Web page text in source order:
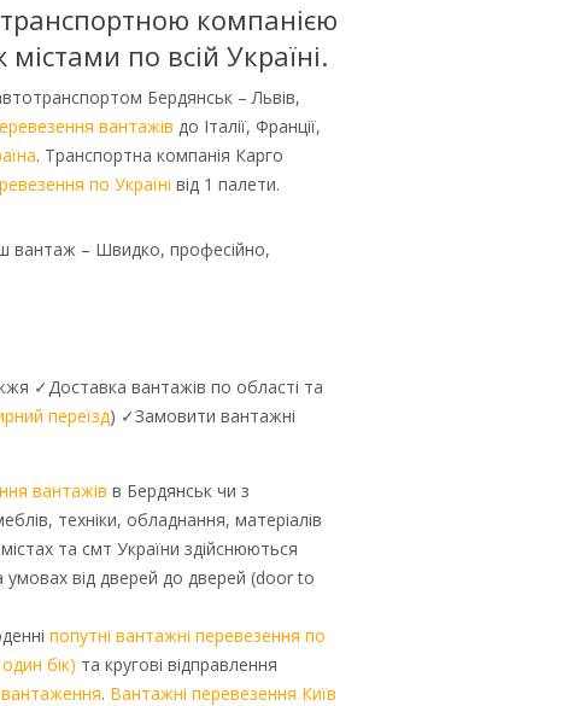
компанією
по всій Україні.
Бердянськ – Львів,
вантажів до Італії, Франції,
. Транспортна компанія Карго
по Україні від 1 палети.
вантаж – Швидко, професійно,
✓Доставка вантажів по області та
переїзд) ✓Замовити вантажні
вантажів в Бердянськ чи з
техніки, обладнання, матеріалів
та смт України здійснюються
умовах від дверей до дверей (door to
попутні вантажні перевезення по
бік) та кругові відправлення
. Вантажні перевезення Київ